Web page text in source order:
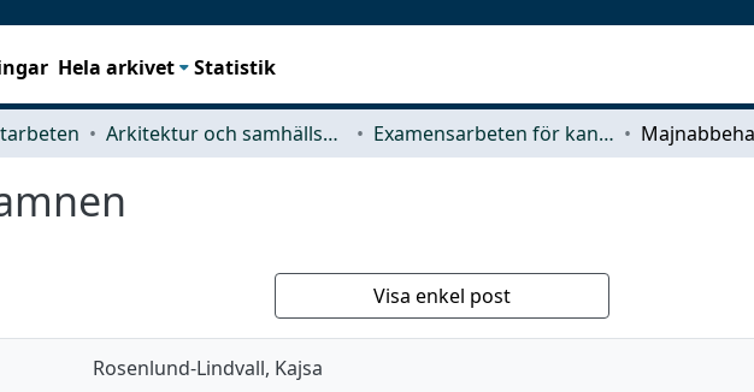
Hela arkivet Statistik
Arkitektur och samhällsbyggnadsteknik (ACE) Examensarbeten för kandidatexamen
Visa enkel post
Rosenlund-Lindvall, Kajsa